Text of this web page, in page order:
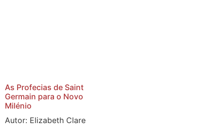
As Profecias de Saint
Germain para o Novo
Milénio
Autor: Elizabeth Clare